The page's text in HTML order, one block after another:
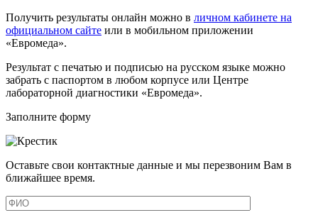
Получить результаты онлайн можно в личном кабинете на
официальном сайте или в мобильном приложении
«Евромеда».
Результат с печатью и подписью на русском языке можно
забрать с паспортом в любом корпусе или Центре
лабораторной диагностики «Евромеда».
Заполните форму
Оставьте свои контактные данные и мы перезвоним Вам в
ближайшее время.